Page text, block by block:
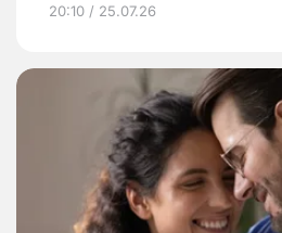
20:10 / 25.07.26